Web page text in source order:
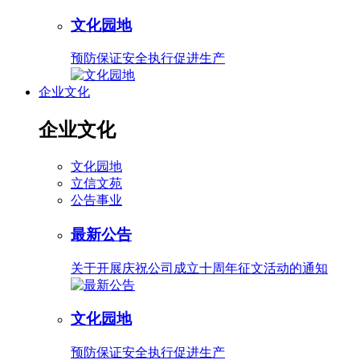
文化园地
预防保证安全执行促进生产
企业文化
企业文化
文化园地
立信文苑
公告事业
最新公告
关于开展庆祝公司成立十周年征文活动的通知
文化园地
预防保证安全执行促进生产